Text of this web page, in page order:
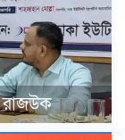
রাজউক